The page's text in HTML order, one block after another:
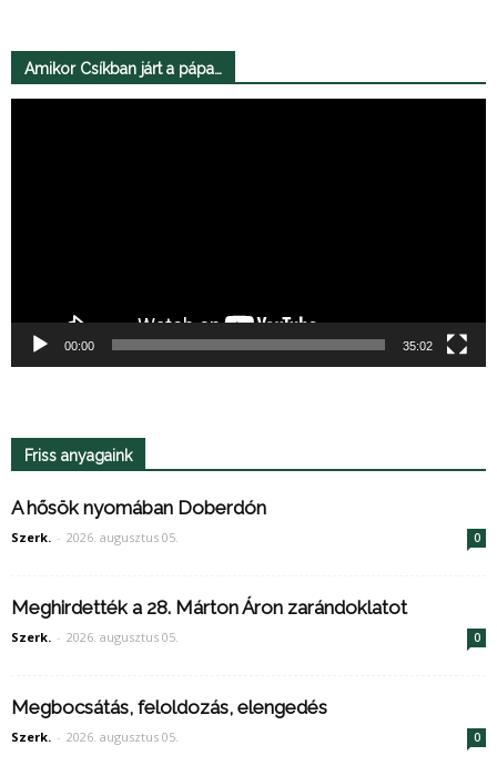
Amikor Csíkban járt a pápa…
00:00 35:02
Friss anyagaink
A hősök nyomában Doberdón
Szerk. - 2026. augusztus 05. 0
Meghirdették a 28. Márton Áron zarándoklatot
Szerk. - 2026. augusztus 05. 0
Megbocsátás, feloldozás, elengedés
Szerk. - 2026. augusztus 05. 0